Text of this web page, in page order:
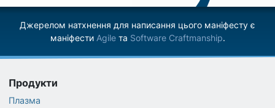
Джерелом натхнення для написання цього маніфесту є
маніфести Agileта Software Craftmanship.
Продукти
Плазма